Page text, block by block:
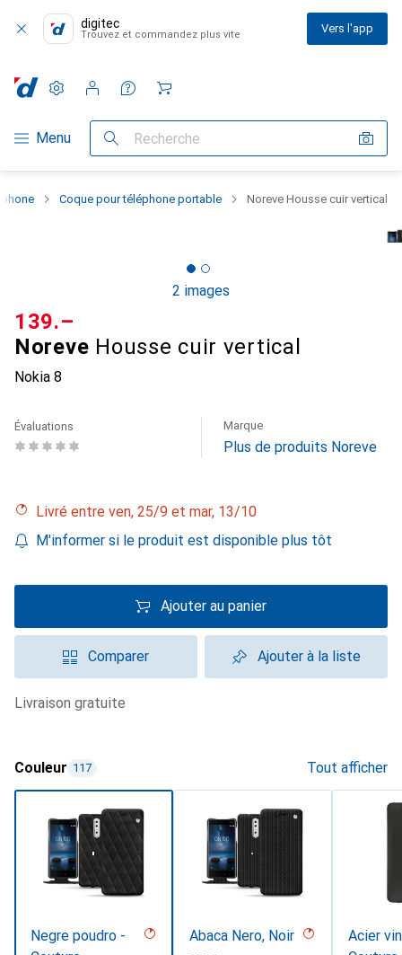
digitec
Trouvez et commandez plus vite Vers l'app
Navigation par catégorie
Menu Recherche
Paramètres
Compte client
Listes de comparaison
Listes d'envies
Panier
Coque pour téléphone portable Noreve Housse cuir vertical
2 images
Noreve Housse cuir vertical
Nokia 8
CHF
139.–
Évaluations Marque
Plus de produits Noreve
Livré entre ven, 25/9 et mar, 13/10
M'informer si le produit est disponible plus tôt
Ajouter au panier
Comparer Ajouter à la liste
livraison gratuite
Couleur 117 Tout afficher
Negre poudro -
Abaca Nero, Noir
Acier